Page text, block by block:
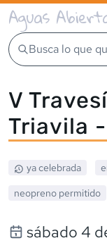
Aguas
Busca lo que
V
Triavila
ya celebrada
neopreno permitido
sábado 4